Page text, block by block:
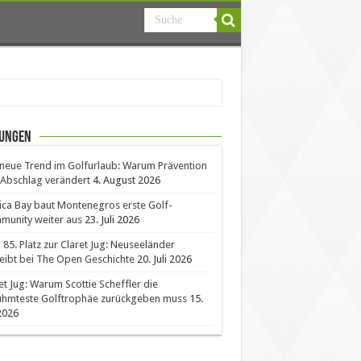
Trend im Golfurlaub: Warum Prävention
verändert 4. August 2026
Bay baut Montenegros erste Golf-
weiter aus 23. Juli 2026
85. Platz zur Claret Jug: Neuseeländer
bei The Open Geschichte 20. Juli 2026
Jug: Warum Scottie Scheffler die
Golftrophäe zurückgeben muss 15.